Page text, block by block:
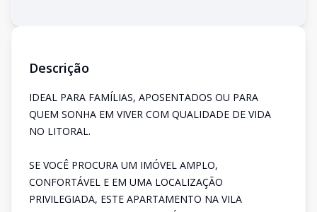
Descrição
IDEAL PARA FAMÍLIAS, APOSENTADOS OU PARA
QUEM SONHA EM VIVER COM QUALIDADE DE VIDA
NO LITORAL.
SE VOCÊ PROCURA UM IMÓVEL AMPLO,
CONFORTÁVEL E EM UMA LOCALIZAÇÃO
PRIVILEGIADA, ESTE APARTAMENTO NA VILA